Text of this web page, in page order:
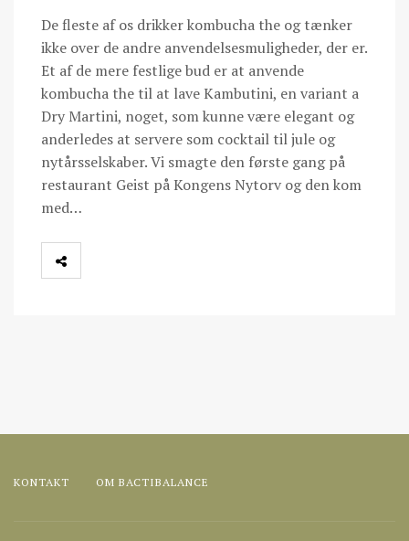
De fleste af os drikker kombucha the og tænker
ikke over de andre anvendelsesmuligheder, der er.
Et af de mere festlige bud er at anvende
kombucha the til at lave Kambutini, en variant a
Dry Martini, noget, som kunne være elegant og
anderledes at servere som cocktail til jule og
nytårsselskaber. Vi smagte den første gang på
restaurant Geist på Kongens Nytorv og den kom
med…
KONTAKT OM BACTIBALANCE